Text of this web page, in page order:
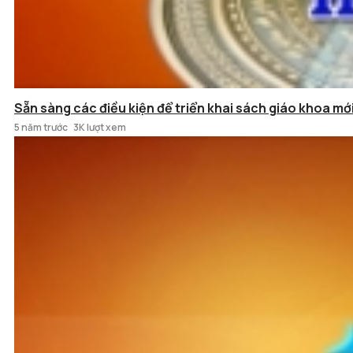
Sẵn sàng các điều kiện để triển khai sách giáo khoa
5 năm trước 3K lượt xem